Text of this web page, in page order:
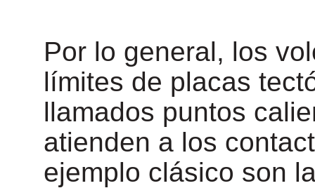
Por lo general, los
límites de placas
llamados puntos
atienden a los
ejemplo clásico son